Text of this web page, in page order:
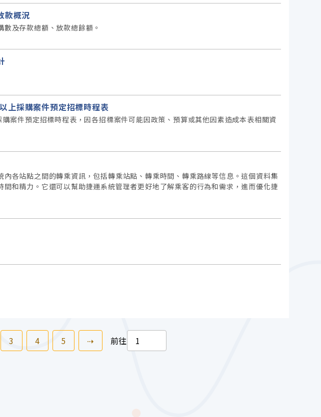
款概況
及存款總額、放款總餘額。
上採購案件預定招標時程表
案件預定招標時程表，因各招標案件可能因政策、預算或其他因素造成本表相關資
各站點之間的轉乘資訊，包括轉乘站點、轉乘時間、轉乘路線等信息。這個資料集
和精力。它還可以幫助捷運系統管理者更好地了解乘客的行為和需求，進而優化捷
前往
3 前往
4頁 前往
5頁 ⇢下一頁前往